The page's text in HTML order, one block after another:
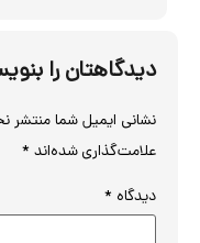
دیدگاهتان را بنویسید
نشانی ایمیل شما منتشر
علامت‌گذاری شده‌اند*
دیدگاه*